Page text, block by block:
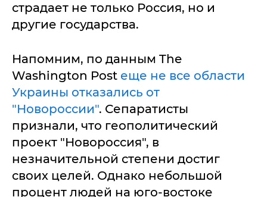
страдает не только Россия, но и
другие государства.
Напомним, по данным The
Washington Post еще не все области
Украины отказались от
"Новороссии". Сепаратисты
признали, что геополитический
проект "Новороссия", в
незначительной степени достиг
своих целей. Однако небольшой
процент людей на юго-востоке